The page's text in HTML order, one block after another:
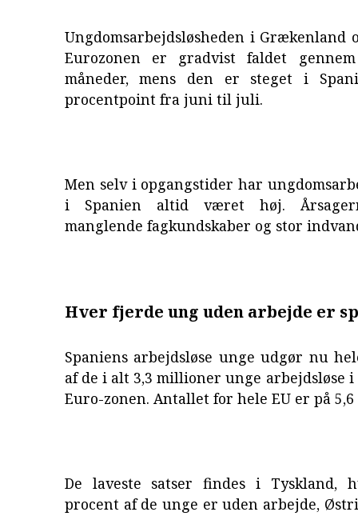
Ungdomsarbejdsløsheden i Grækenland
Eurozonen er gradvist faldet
måneder, mens den er steget i
procentpoint fra juni til juli.
Men selv i opgangstider har
i Spanien altid været høj.
manglende fagkundskaber og stor
Hver fjerde ung uden arbejde er
Spaniens arbejdsløse unge udgør nu
af de i alt 3,3 millioner unge arbejdsløse i
Euro-zonen. Antallet for hele EU er på
De laveste satser findes i Tyskland,
procent af de unge er uden arbejde,